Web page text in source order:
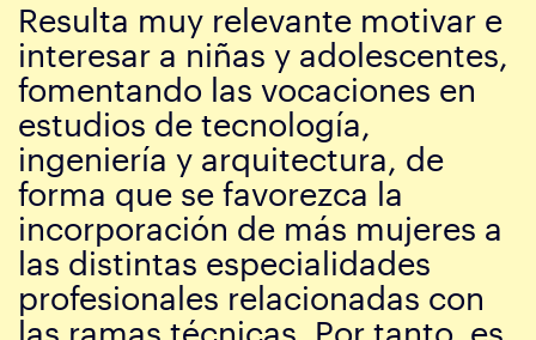
Resulta muy relevante motivar e
interesar a niñas y adolescentes,
fomentando las vocaciones en
estudios de tecnología,
ingeniería y arquitectura, de
forma que se favorezca la
incorporación de más mujeres a
las distintas especialidades
profesionales relacionadas con
las ramas técnicas. Por tanto, es